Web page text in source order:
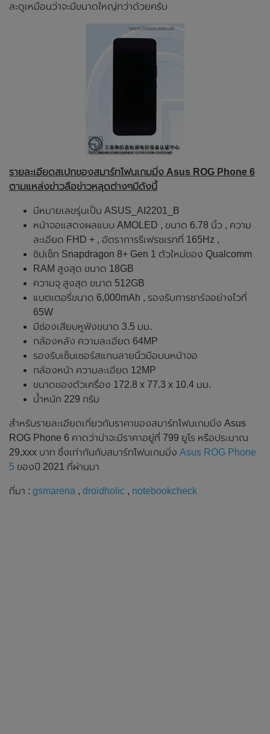
ละดูเหมือนว่าจะมีขนาดใหญ่กว่าด้วยครับ
รายละเอียดสเปกของสมาร์ทโฟนเกมมิ่ง Asus ROG Phone 6
ตามแหล่งข่าวลือข่าวหลุดต่างๆมีดังนี้
มีหมายเลขรุ่นเป็น ASUS_AI2201_B
หน้าจอแสดงผลแบบ AMOLED , ขนาด 6.78 นิ้ว , ความ
ละเอียด FHD + , อัตราการรีเฟรชเรทที่ 165Hz ,
ชิปเซ็ท Snapdragon 8+ Gen 1 ตัวใหม่ของ Qualcomm
RAM สูงสุด ขนาด 18GB
ความจุ สูงสุด ขนาด 512GB
แบตเตอรี่ขนาด 6,000mAh , รองรับการชาร์จอย่างไวที่
65W
มีช่องเสียบหูฟังขนาด 3.5 มม.
กล้องหลัง ความละเอียด 64MP
รองรับเซ็นเซอร์สแกนลายนิ้วมือบนหน้าจอ
กล้องหน้า ความละเอียด 12MP
ขนาดของตัวเครื่อง 172.8 x 77.3 x 10.4 มม.
น้ำหนัก 229 กรัม
สำหรับรายละเอียดเกี่ยวกับราคาของสมาร์ทโฟนเกมมิ่ง Asus
ROG Phone 6 คาดว่าน่าจะมีราคาอยู่ที่ 799 ยูโร หรือประมาณ
29,xxx บาท ซึ่งเท่ากันกับสมาร์ทโฟนเกมมิ่ง Asus ROG Phone
5 ของปี 2021 ที่ผ่านมา
ที่มา : gsmarena , droidholic , notebookcheck